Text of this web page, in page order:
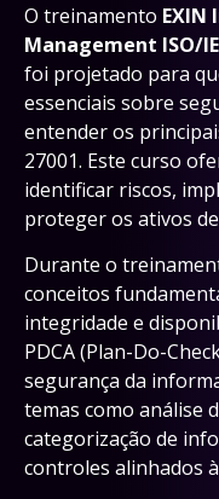
O treinamento
Management ISO/
foi projetado para
essenciais sobre
entender os
27001. Este curso
identificar riscos,
proteger os ativos
Durante o
conceitos
integridade e
PDCA (Plan-Do-
segurança da
temas como análise
categorização de
controles alinhados